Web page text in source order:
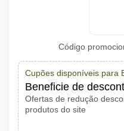
Código
Cupões disponíveis para
Beneficie de
Ofertas de redução
produtos do site